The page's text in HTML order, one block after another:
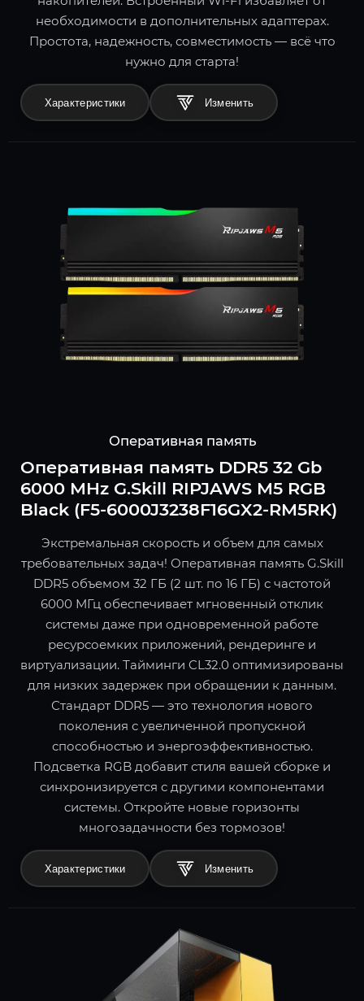
необходимости в дополнительных адаптерах.
Простота, надежность, совместимость — всё что
нужно для старта!
Характеристики
Оперативная память
Оперативная память DDR5 32 Gb
6000 MHz G.Skill RIPJAWS M5 RGB
Black (F5-6000J3238F16GX2-RM5RK)
Экстремальная скорость и объем для самых
требовательных задач! Оперативная память G.Skill
DDR5 объемом 32 ГБ (2 шт. по 16 ГБ) с частотой
6000 МГц обеспечивает мгновенный отклик
системы даже при одновременной работе
ресурсоемких приложений, рендеринге и
виртуализации. Тайминги CL32.0 оптимизированы
для низких задержек при обращении к данным.
Стандарт DDR5 — это технология нового
поколения с увеличенной пропускной
способностью и энергоэффективностью.
Подсветка RGB добавит стиля вашей сборке и
синхронизируется с другими компонентами
системы. Откройте новые горизонты
многозадачности без тормозов!
Характеристики